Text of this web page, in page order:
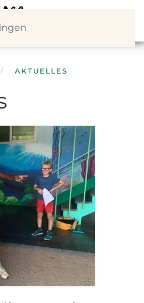
AKTUELLES